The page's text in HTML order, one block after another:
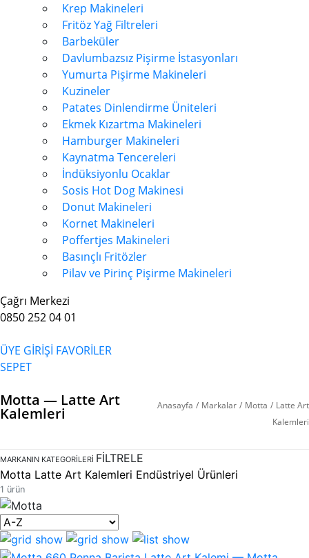
Krep Makineleri
Fritöz Yağ Filtreleri
Barbeküler
Davlumbazsız Pişirme İstasyonları
Yumurta Pişirme Makineleri
Kuzineler
Patates Dinlendirme Üniteleri
Ekmek Kızartma Makineleri
Hamburger Makineleri
Kaynatma Tencereleri
İndüksiyonlu Ocaklar
Sosis Hot Dog Makinesi
Donut Makineleri
Kornet Makineleri
Poffertjes Makineleri
Basınçlı Fritözler
Pilav ve Pirinç Pişirme Makineleri
Çağrı Merkezi
0850 252 04 01
ÜYE GİRİŞİ FAVORİLER
SEPET
Motta — Latte Art
Kalemleri Anasayfa / Markalar / Motta / Latte Art
Kalemleri
MARKANIN KATEGORILERI FİLTRELE
Motta Latte Art Kalemleri Endüstriyel Ürünleri
1 ürün